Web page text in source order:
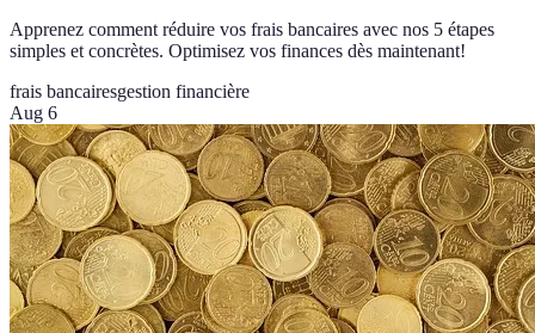
Apprenez comment réduire vos frais bancaires avec nos 5 étapes
simples et concrètes. Optimisez vos finances dès maintenant!
frais bancairesgestion financière
Aug 6